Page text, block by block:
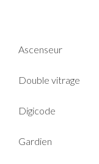
Ascenseur
Double vitrage
Digicode
Gardien